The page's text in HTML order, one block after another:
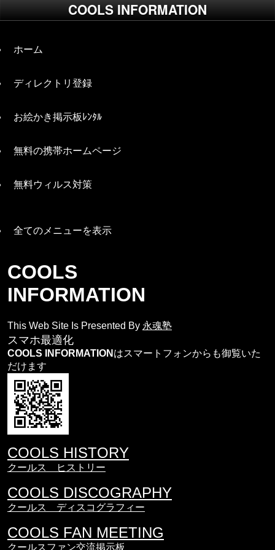
COOLS INFORMATION
ホーム
ディレクトリ登録
お絵かき掲示板ﾚﾝﾀﾙ
無料の携帯ホームページ
無料ウィルス対策
全てのメニューを表示
COOLS
INFORMATION
This Web Site Is Presented By 永魂塾
スマホ最適化
COOLS INFORMATION はスマートフォンからも御覧いた
だけます
COOLS HISTORY
クールス ヒストリー
COOLS DISCOGRAPHY
クールス ディスコグラフィー
COOLS FAN MEETING
クールスファン交流掲示板